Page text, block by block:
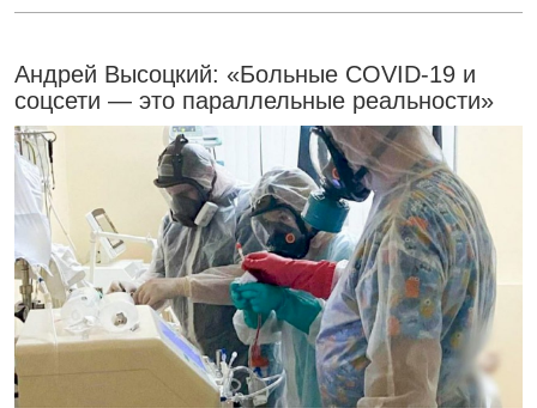
Андрей Высоцкий: «Больные COVID-19 и
соцсети — это параллельные реальности»